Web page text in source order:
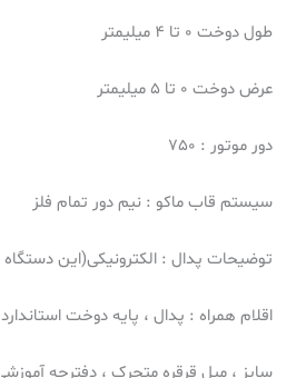
طول دوخت 0 تا 4 میلیمتر
عرض دوخت 0 تا 5 میلیمتر
دور موتور : 750
سیستم قاب ماکو : نیم دور تمام فلز
توضیحات پدال : الکترونیکی(این دستگاه
اقلام همراه : پدال ، پایه دوخت
سایز ، میل قرقره متحرک ، دفترچه